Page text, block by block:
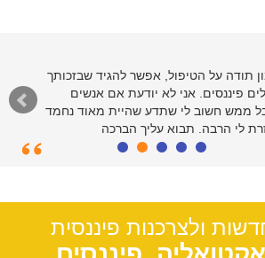
תודה על הטיפול, אפשר להגיד שבזכותך
פיננסים. אני לא יודעת אם אנשים
ממש חשוב לי שתדע שהיית מאוד נחמד
לי הרבה. תבוא עליך הברכה
ולצרכנות פיננסית